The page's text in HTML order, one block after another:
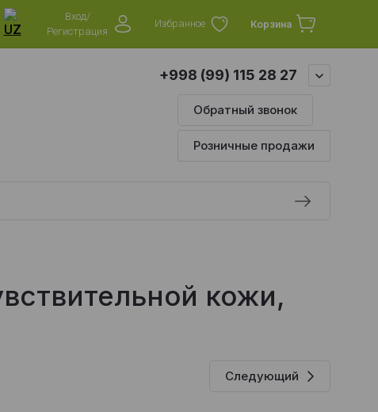
Вход/
Регистрация
Избранное Корзина
+998 (99) 115 28 27
Обратный звонок
Розничные продажи
кожи,
Следующий